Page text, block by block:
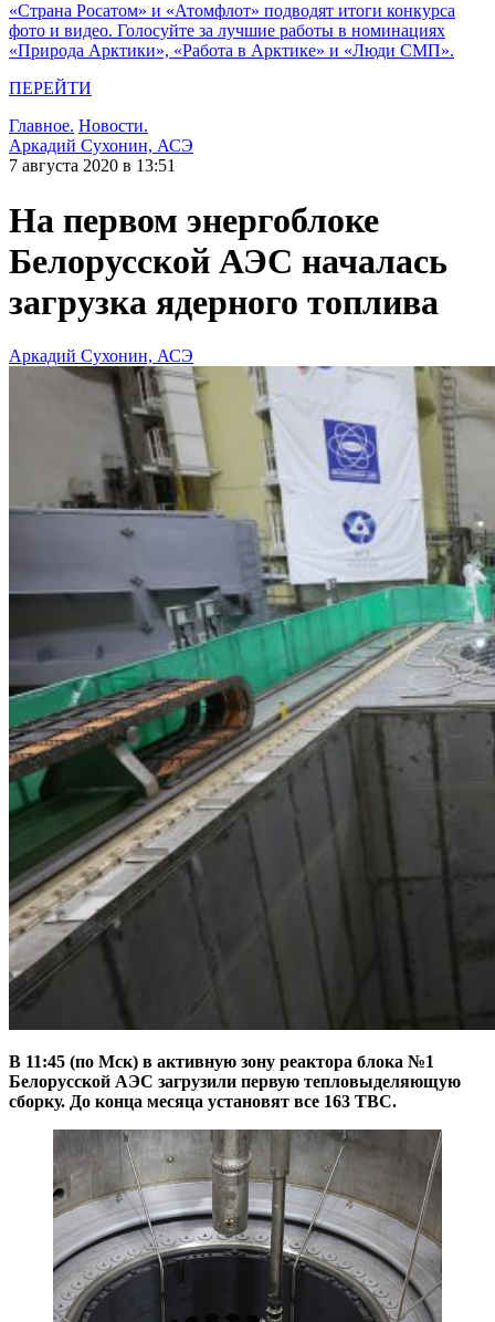
«Страна Росатом» и «Атомфлот» подводят итоги конкурса
фото и видео. Голосуйте за лучшие работы в номинациях
«Природа Арктики», «Работа в Арктике» и «Люди СМП».
ПЕРЕЙТИ
Главное. Новости.
Аркадий Сухонин, АСЭ
7 августа 2020 в 13:51
На первом энергоблоке
Белорусской АЭС началась
загрузка ядерного топлива
Аркадий Сухонин, АСЭ
В 11:45 (по Мск) в активную зону реактора блока №1
Белорусской АЭС загрузили первую тепловыделяющую
сборку. До конца месяца установят все 163 ТВС.